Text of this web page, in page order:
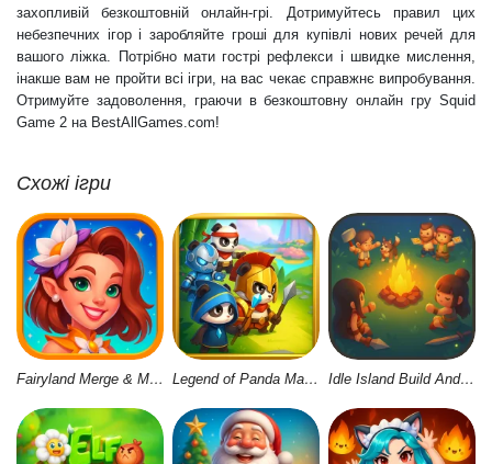
захопливій безкоштовній онлайн-грі. Дотримуйтесь правил цих
небезпечних ігор і заробляйте гроші для купівлі нових речей для
вашого ліжка. Потрібно мати гострі рефлекси і швидке мислення,
інакше вам не пройти всі ігри, на вас чекає справжнє випробування.
Отримуйте задоволення, граючи в безкоштовну онлайн гру Squid
Game 2 на BestAllGames.com!
Схожі ігри
Fairyland Merge & Magic Legend of Panda Match 3 & Battle Idle Island Build And Survive